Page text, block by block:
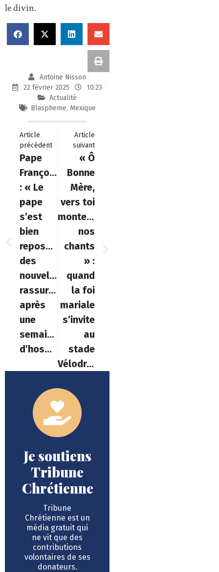
le divin.
Antoine Nisson
22 février 2025
10:23
Actualité
Blaspheme, Mexique
Article
précédent
Pape
François
: « Le
pape
s’est
bien
reposé »,
des
nouvelles
rassurantes
après
une
semaine
d’hospitalisation
Article
suivant
« Ô
Bonne
Mère,
vers toi
montent
nos
chants
» :
quand
la foi
mariale
s’invite
au
stade
Vélodrome
Je soutiens
Tribune
Chrétienne
Tribune
Chrétienne est un
média gratuit qui
ne vit que des
contributions
volontaires de ses
donateurs.